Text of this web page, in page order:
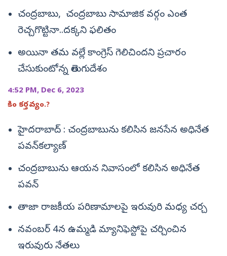
చంద్రబాబు, చంద్రబాబు సామాజిక వర్గం ఎంత
రెచ్చగొట్టినా..దక్కని ఫలితం
అయినా తమ వల్లే కాంగ్రెస్‌ గెలిచిందని ప్రచారం
చేసుకుంటోన్న తెలుగుదేశం
4:52 PM, Dec 6, 2023
కిం కర్తవ్యం.?
హైదరాబాద్ : చంద్రబాబును కలిసిన జనసేన అధినేత
పవన్‌కల్యాణ్
చంద్రబాబును ఆయన నివాసంలో కలిసిన అధినేత
పవన్
తాజా రాజకీయ పరిణామాలపై ఇరువురి మధ్య చర్చ
నవంబర్ 4న ఉమ్మడి మ్యానిఫెస్టోపై చర్చించిన
ఇరువురు నేతలు